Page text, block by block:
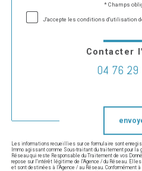
* Champs
j'accepte les conditions d'utilisation
Contacter
04 76
Les informations recueillies sur ce formulaire sont
Immo agissant comme Sous-traitant du traitement pour
Réseau qui reste Responsable du Traitement de vos
repose sur l'intérêt légitime de l'Agence / du Réseau.
et sont destinées à l'Agence / au Réseau. Conformément